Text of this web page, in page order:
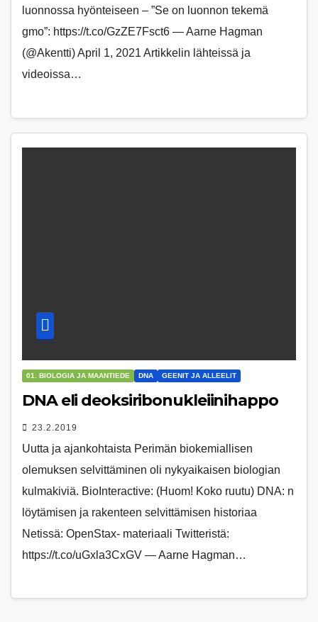
luonnossa hyönteiseen – ”Se on luonnon tekemä
gmo”: https://t.co/GzZE7Fsct6 — Aarne Hagman
(@Akentti) April 1, 2021 Artikkelin lähteissä ja
videoissa…
01. BIOLOGIA JA MAANTIEDE DNA GEENIT JA ALLEELIT
DNA eli deoksiribonukleiinihappo
23.2.2019
Uutta ja ajankohtaista Perimän biokemiallisen
olemuksen selvittäminen oli nykyaikaisen biologian
kulmakiviä. BioInteractive: (Huom! Koko ruutu) DNA: n
löytämisen ja rakenteen selvittämisen historiaa
Netissä: OpenStax- materiaali Twitteristä:
https://t.co/uGxla3CxGV — Aarne Hagman…